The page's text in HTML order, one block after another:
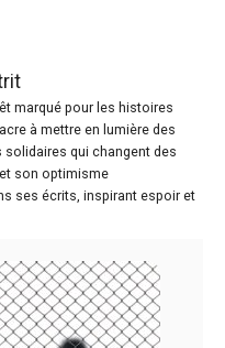
marqué pour les histoires
à mettre en lumière des
qui changent des
son optimisme
ses écrits, inspirant espoir et